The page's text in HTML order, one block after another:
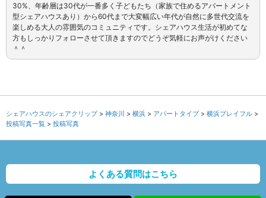
30%、年齢層は30代が一番多く子どもたち（家族で住めるアパートメント
型シェアハウスあり）から60代まで大変幅広い年代が自然に多世代交流を
楽しめる大人の雰囲気のコミュニティです。シェアハウス生活が初めてな
方もしっかりフォローさせて頂きますのでどうぞ気軽にお声がけください
＾＾
シェアハウスのシェアクリップ 神奈川 横浜 アパートタイプ
横浜プレイフル
投稿写真一覧
投稿写真
よくある質問はこちら